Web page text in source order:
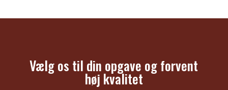
Vælg os til din opgave og forvent
høj kvalitet